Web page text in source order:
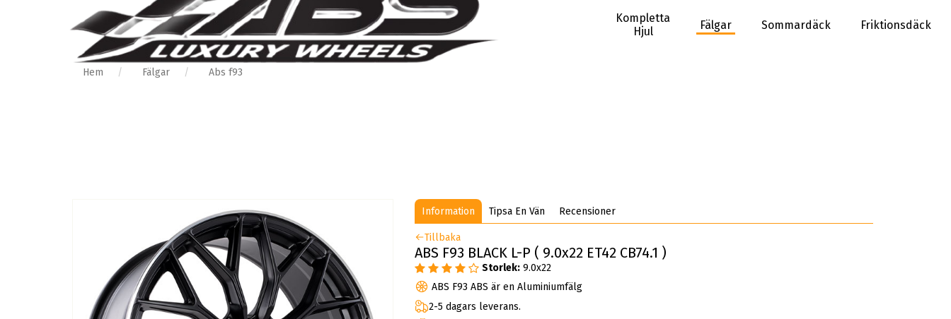
Kompletta
Hjul
Fälgar Sommardäck Friktionsdäck
Hem Fälgar Abs f93
Information Tipsa En Vän Recensioner
Tillbaka
ABS F93 BLACK L-P ( 9.0x22 ET42 CB74.1 )
Storlek: 9.0x22
ABS F93 ABS är en Aluminiumfälg
2-5 dagars leverans.